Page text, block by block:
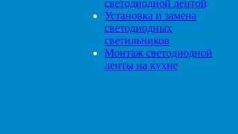
светодиодной лентой
Установка и замена
светодиодных
светильников
Монтаж светодиодной
ленты на кухне